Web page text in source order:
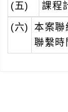
(五)
課程
(六)
本案
聯繫